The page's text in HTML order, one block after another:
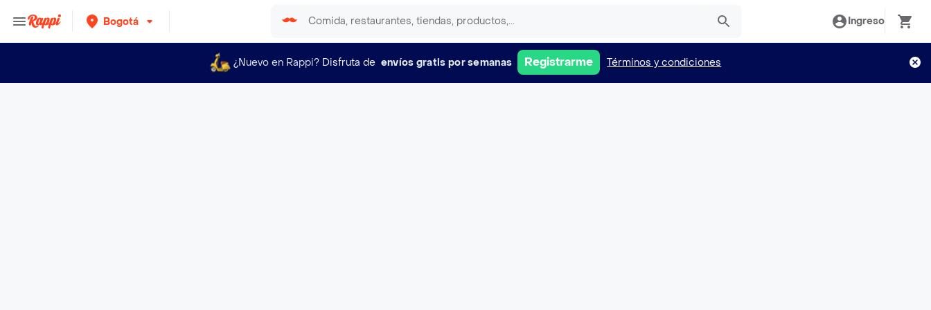
Bogotá Ingreso
¿Nuevo en Rappi? Disfruta de envíos gratis por semanas Registrarme Términos y condiciones